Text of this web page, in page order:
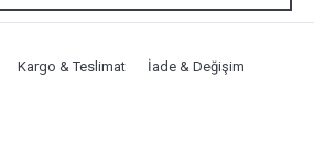
Kargo & Teslimat İade & Değişim